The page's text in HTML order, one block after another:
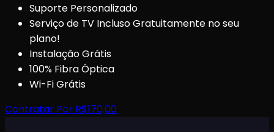
Suporte Personalizado
Serviço de TV Incluso Gratuitamente no seu
plano!
Instalação Grátis
100% Fibra Óptica
Wi-Fi Grátis
Contratar Por R$170,00